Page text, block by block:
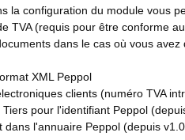
la configuration du module vous
TVA (requis pour être conforme
dans le cas où vous
XML Peppol
clients (numéro TVA
pour l'identifiant Peppol
dans l'annuaire Peppol (depuis